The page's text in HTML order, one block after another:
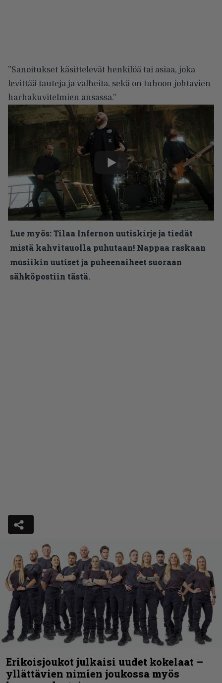
”Sanoitukset käsittelevät henkilöä tai asiaa, joka
levittää tauteja ja valheita, sekä on tuhoon johtavien
harhakuvitelmien ansassa.”
Lue myös:Tilaa Infernon uutiskirje ja tiedät
mistä kahvitauolla puhutaan! Nappaa raskaan
musiikin uutiset ja puheenaiheet suoraan
sähköpostiin tästä.
Erikoisjoukot julkaisi uudet kokelaat –
yllättävien nimien joukossa myös